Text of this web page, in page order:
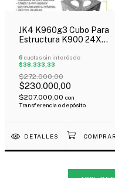
JK4 K960g3 Cubo Para
Estructura K900 24X24
6 cuotas sin interés de
$38.333,33
$272.000,00
$230.000,00
$207.000,00 con
Transferencia o depósito
DETALLES